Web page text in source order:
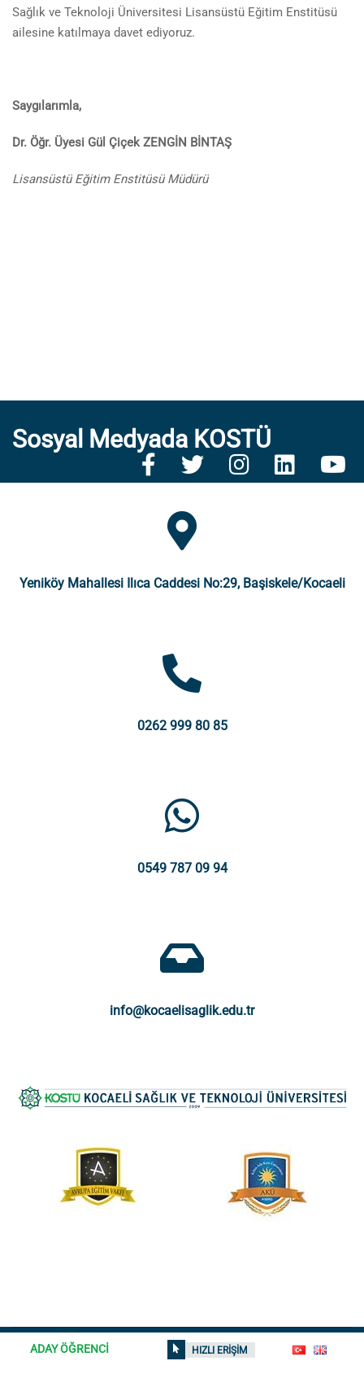
Sağlık ve Teknoloji Üniversitesi Lisansüstü Eğitim Enstitüsü
ailesine katılmaya davet ediyoruz.
Saygılarımla,
Dr. Öğr. Üyesi Gül Çiçek ZENGİN BİNTAŞ
Lisansüstü Eğitim Enstitüsü Müdürü
Sosyal Medyada KOSTÜ
Yeniköy Mahallesi Ilıca Caddesi No:29, Başiskele/Kocaeli
0262 999 80 85
0549 787 09 94
info@kocaelisaglik.edu.tr
Kocaeli Sağlık ve Teknoloji Üniversitesi
| Tüm hakları
HIZLI ERİŞİM
ADAY ÖĞRENCİ